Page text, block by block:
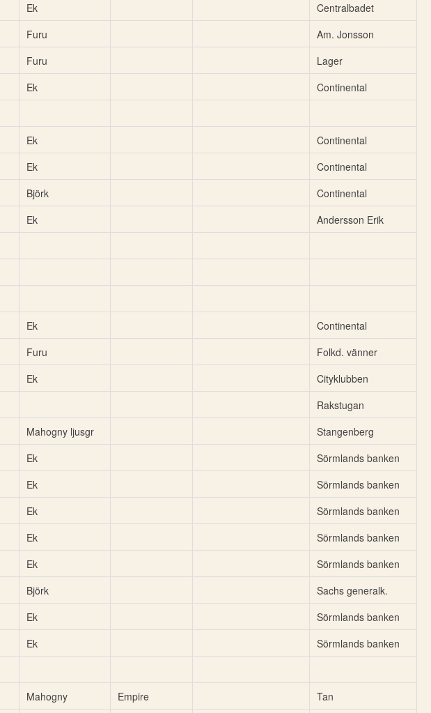
Ek
Centralbadet
Furu
Am. Jonsson
Furu
Lager
Ek
Continental
Ek
Continental
Ek
Continental
Björk
Continental
Ek
Andersson Erik
Ek
Continental
Furu
Folkd. vänner
Ek
Cityklubben
Rakstugan
Mahogny ljusgr
Stangenberg
Ek
Sörmlands banken
Ek
Sörmlands banken
Ek
Sörmlands banken
Ek
Sörmlands banken
Ek
Sörmlands banken
Björk
Sachs generalk.
Ek
Sörmlands banken
Ek
Sörmlands banken
Mahogny Empire Tan